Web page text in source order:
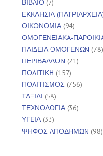
ΒΙΒΛΙΟ (7)
ΕΚΚΛΗΣΙΑ (ΠΑΤΡΙΑΡΧΕΙΑ)
ΟΙΚΟΝΟΜΙΑ(94)
ΟΜΟΓΕΝΕΙΑΚΑ-
ΠΑΙΔΕΙΑ ΟΜΟΓΕΝΩΝ (78)
ΠΕΡΙΒΑΛΛΟΝ (21)
ΠΟΛΙΤΙΚΗ (157)
ΠΟΛΙΤΙΣΜΟΣ (756)
ΤΑΞΙΔΙ (58)
ΤΕΧΝΟΛΟΓΙΑ(36)
ΥΓΕΙΑ(33)
ΨΗΦΟΣ ΑΠΟΔΗΜΩΝ (98)